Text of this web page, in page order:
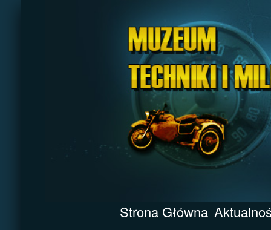
Strona Główna